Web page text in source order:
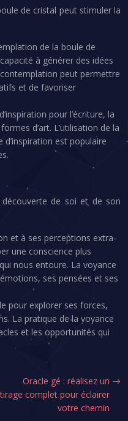
de cristal peut stimuler la
de la boule de
à générer des idées
peut permettre
et de favoriser
pour l’écriture, la
d’art. L’utilisation de la
est populaire
de soi et de son
et à ses perceptions extra-
une conscience plus
nous entoure. La voyance
ses pensées et ses
pour explorer ses forces,
La pratique de la voyance
et les opportunités qui
Oracle gé : réalisez un
tirage complet pour éclairer
votre chemin